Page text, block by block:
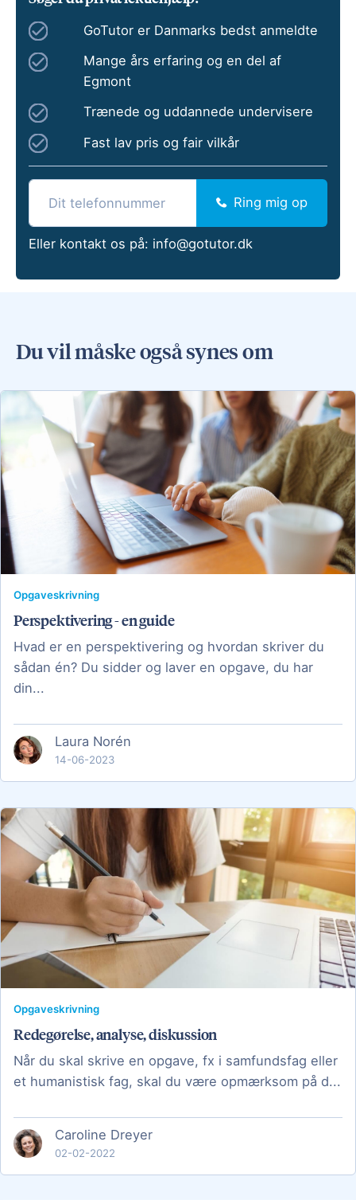
GoTutor er Danmarks bedst anmeldte
Mange års erfaring og en del af
Egmont
Trænede og uddannede undervisere
Fast lav pris og fair vilkår
Ring mig op
Eller kontakt os på: info@gotutor.dk
Du vil måske også synes om
Opgaveskrivning
Perspektivering - en guide
Hvad er en perspektivering og hvordan skriver du
sådan én? Du sidder og laver en opgave, du har
din...
Laura Norén
14-06-2023
Opgaveskrivning
Redegørelse, analyse, diskussion
Når du skal skrive en opgave, fx i samfundsfag eller
et humanistisk fag, skal du være opmærksom på d...
Caroline Dreyer
02-02-2022